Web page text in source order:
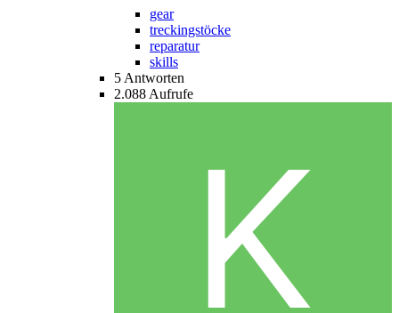
gear
treckingstöcke
reparatur
skills
5 Antworten
2.088 Aufrufe